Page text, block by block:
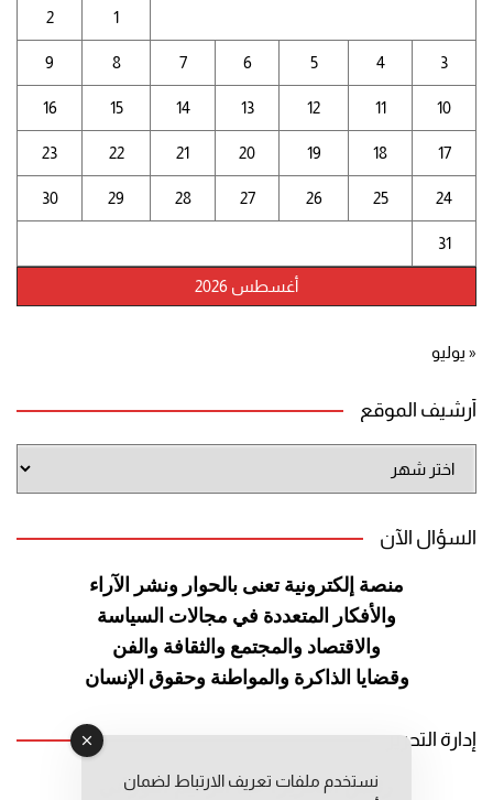
أغسطس 2026
1
2
3
4
5
6
7
8
9
10
11
12
13
14
15
16
17
18
19
20
21
22
23
24
25
26
27
28
29
30
31
« يوليو
أرشيف الموقع
الموقع
السؤال الآن
منصة إلكترونية تعنى بالحوار ونشر
الآراء
والأفكار المتعددة في مجالات السياسة
والاقتصاد والمجتمع والثقافة والفن
وقضايا الذاكرة والمواطنة وحقوق الإنسان
إدارة التحرير
رئيس التحرير: عبد الرحيم التوراني
نستخدم ملفات تعريف الارتباط لضمان